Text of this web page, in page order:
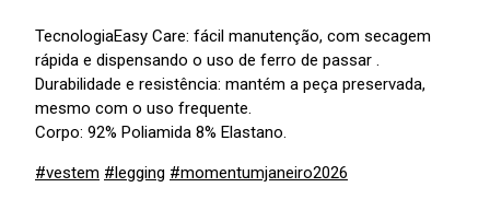
TecnologiaEasy Care: fácil manutenção, com secagem
rápida e dispensando o uso de ferro de passar .
Durabilidade e resistência: mantém a peça preservada,
mesmo com o uso frequente.
Corpo: 92% Poliamida 8% Elastano.
#vestem #legging #momentumjaneiro2026